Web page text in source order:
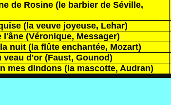
de Rosine (le barbier de Séville,
(la veuve joyeuse, Lehar)
(Véronique, Messager)
nuit (la flûte enchantée, Mozart)
d'or (Faust, Gounod)
mes dindons (la mascotte, Audran)